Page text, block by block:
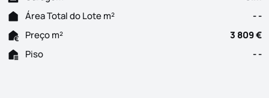
Área Total do Lote m²
- -
Preço m²
3 809 €
Piso
- -